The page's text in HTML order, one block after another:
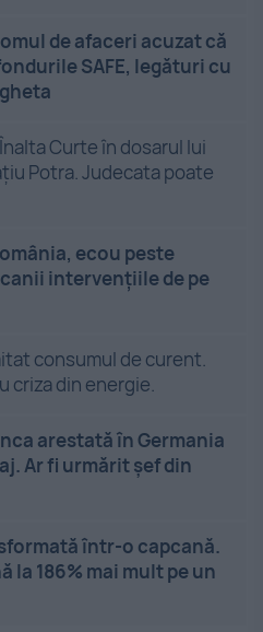
de afaceri acuzat că
SAFE, legături cu
Curte în dosarul lui
Potra. Judecata poate
ecou peste
intervențiile de pe
consumul de curent.
criza din energie.
arestată în Germania
Ar fi urmărit șef din
într-o capcană.
la 186% mai mult pe un